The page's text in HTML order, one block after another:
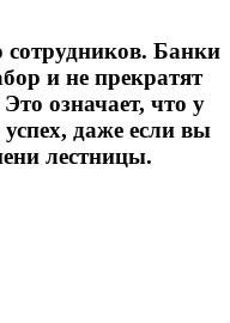
сотрудников. Банки
и не прекратят
означает, что у
даже если вы
лестницы.